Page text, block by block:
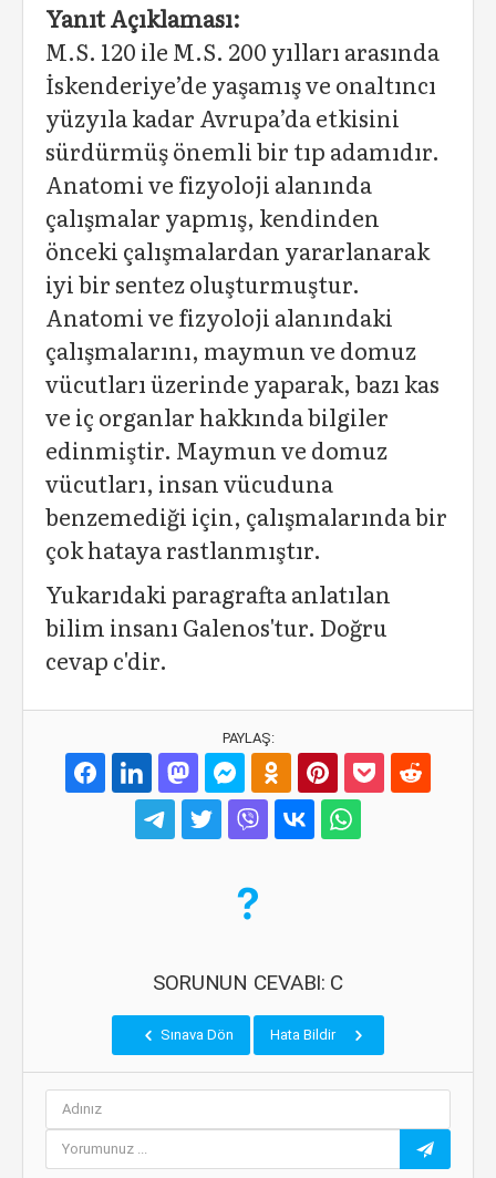
Yanıt Açıklaması:
M.S. 120 ile M.S. 200 yılları arasında
İskenderiye’de yaşamış ve onaltıncı
yüzyıla kadar Avrupa’da etkisini
sürdürmüş önemli bir tıp adamıdır.
Anatomi ve fizyoloji alanında
çalışmalar yapmış, kendinden
önceki çalışmalardan yararlanarak
iyi bir sentez oluşturmuştur.
Anatomi ve fizyoloji alanındaki
çalışmalarını, maymun ve domuz
vücutları üzerinde yaparak, bazı kas
ve iç organlar hakkında bilgiler
edinmiştir. Maymun ve domuz
vücutları, insan vücuduna
benzemediği için, çalışmalarında bir
çok hataya rastlanmıştır.
Yukarıdaki paragrafta anlatılan
bilim insanı Galenos'tur. Doğru
cevap c'dir.
PAYLAŞ:
SORUNUN CEVABI: C
Sınava Dön Hata Bildir